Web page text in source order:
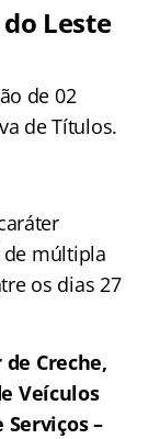
Leste
de 02
de Títulos.
múltipla
os dias 27
Creche,
Veículos
–